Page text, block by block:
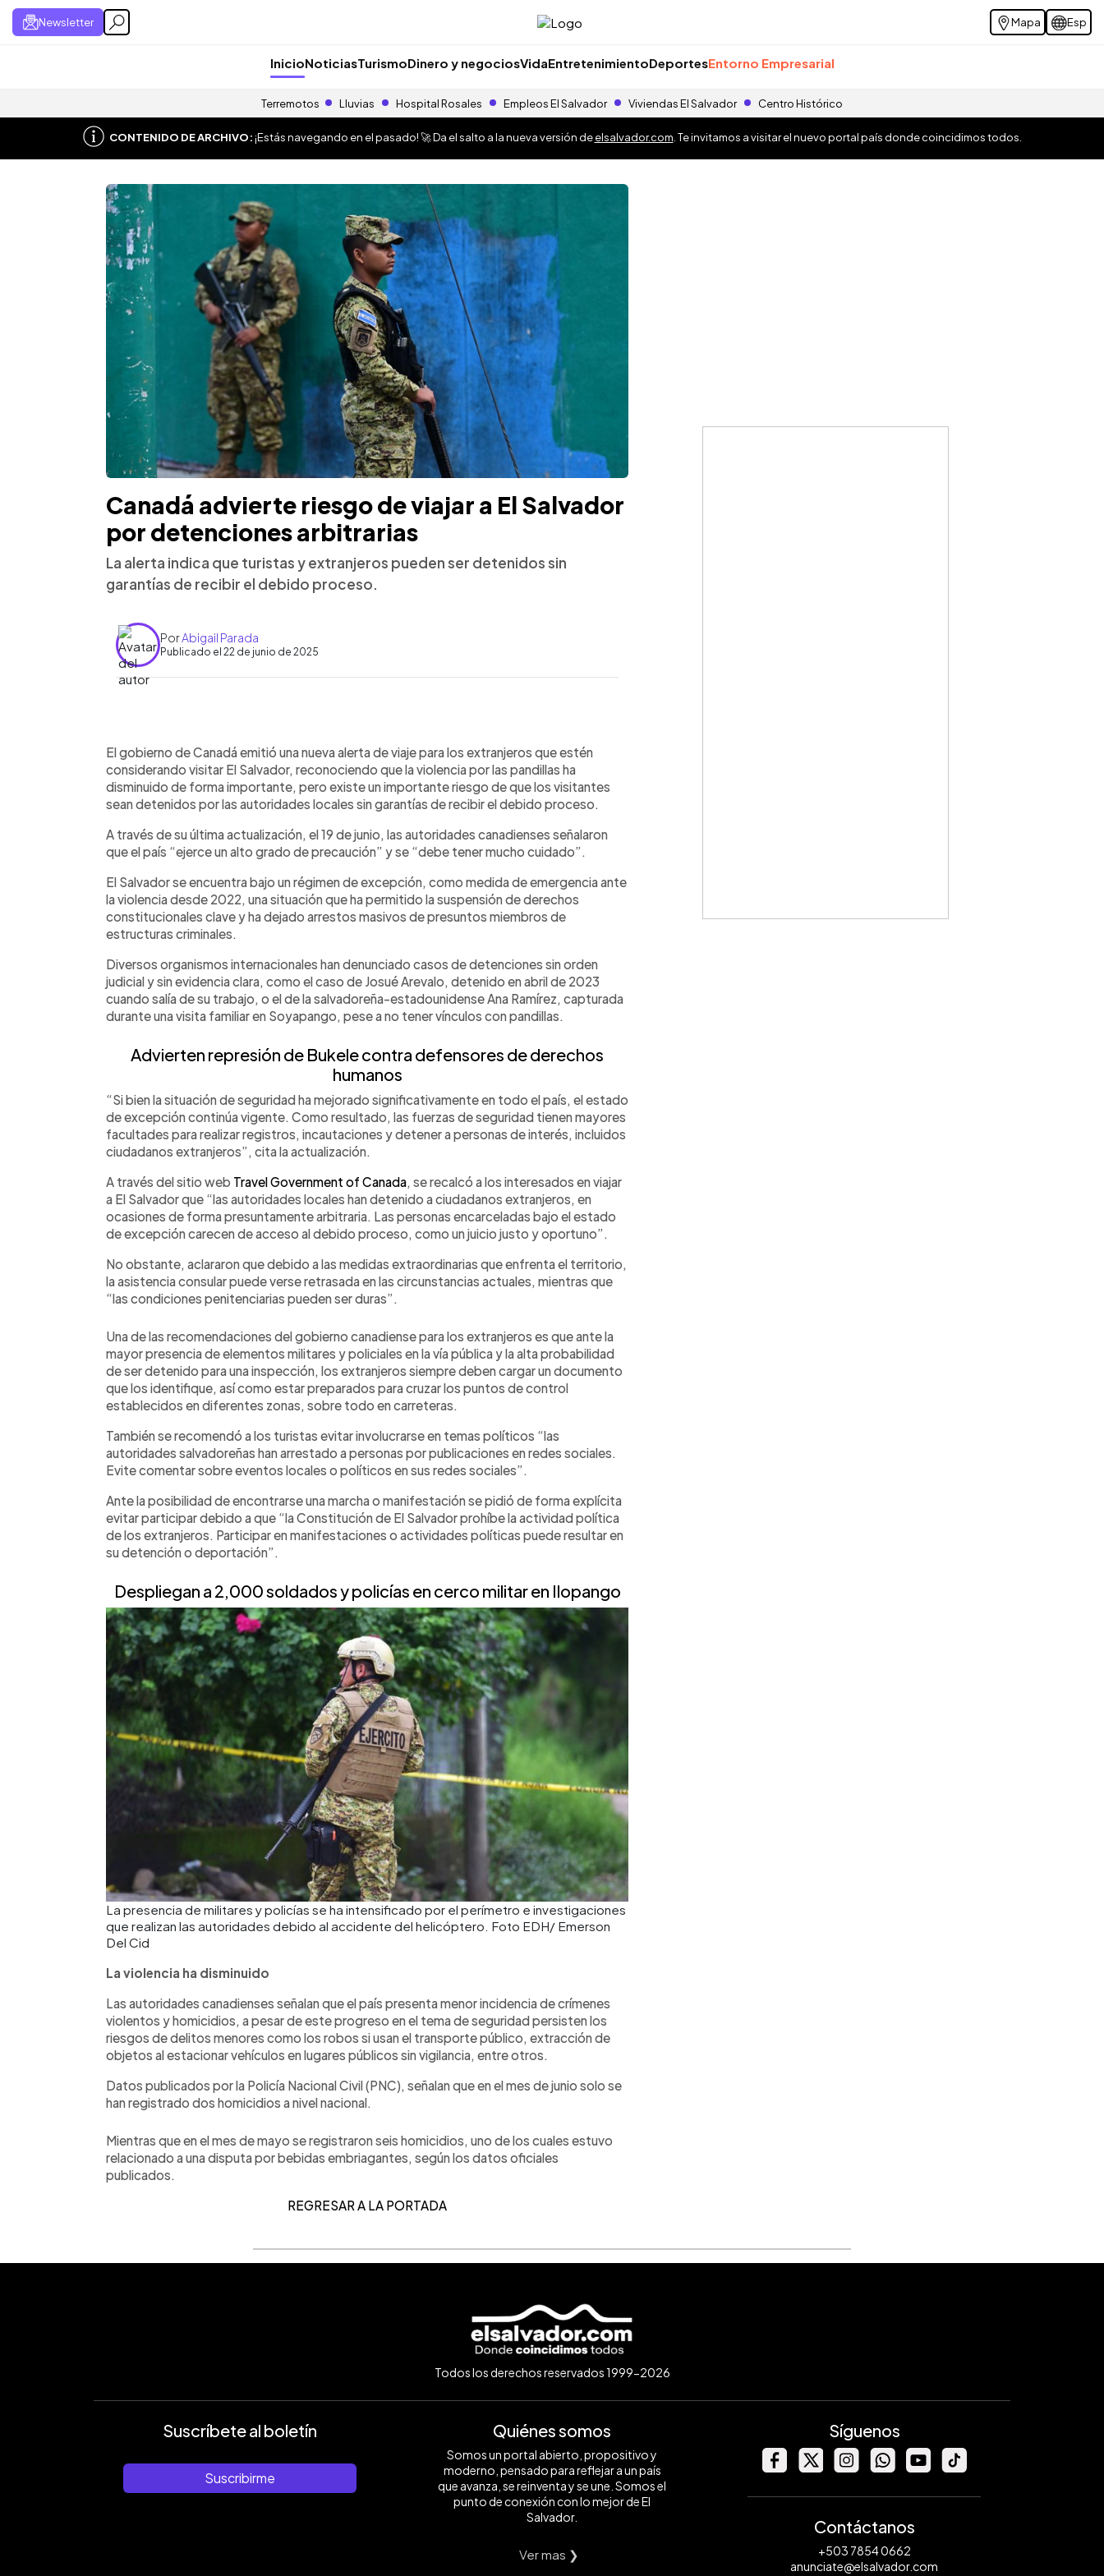
Newsletter Mapa Esp
InicioNoticiasTurismoDinero y negociosVidaEntretenimientoDeportesEntorno Empresarial
Terremotos Lluvias Hospital Rosales Empleos El Salvador Viviendas El Salvador Centro Histórico
CONTENIDO DE ARCHIVO:¡Estás navegando en el pasado! 🚀 Da el salto a la nueva versión deelsalvador.com . Te invitamos a visitar el nuevo portal país donde coincidimos todos.
Canadá advierte riesgo de viajar a El Salvador
por detenciones arbitrarias
La alerta indica que turistas y extranjeros pueden ser detenidos sin
garantías de recibir el debido proceso.
PorAbigail Parada
Publicado el 22 de junio de 2025
Escuchar artículo
El gobierno de Canadá emitió una nueva alerta de viaje para los extranjeros que estén
considerando visitar El Salvador, reconociendo que la violencia por las pandillas ha
disminuido de forma importante, pero existe un importante riesgo de que los visitantes
sean detenidos por las autoridades locales sin garantías de recibir el debido proceso.
A través de su última actualización, el 19 de junio, las autoridades canadienses señalaron
que el país “ejerce un alto grado de precaución” y se “debe tener mucho cuidado”.
El Salvador se encuentra bajo un régimen de excepción, como medida de emergencia ante
la violencia desde 2022, una situación que ha permitido la suspensión de derechos
constitucionales clave y ha dejado arrestos masivos de presuntos miembros de
estructuras criminales.
Diversos organismos internacionales han denunciado casos de detenciones sin orden
judicial y sin evidencia clara, como el caso de Josué Arevalo, detenido en abril de 2023
cuando salía de su trabajo, o el de la salvadoreña-estadounidense Ana Ramírez, capturada
durante una visita familiar en Soyapango, pese a no tener vínculos con pandillas.
Advierten represión de Bukele contra defensores de derechos
humanos
“Si bien la situación de seguridad ha mejorado significativamente en todo el país, el estado
de excepción continúa vigente. Como resultado, las fuerzas de seguridad tienen mayores
facultades para realizar registros, incautaciones y detener a personas de interés, incluidos
ciudadanos extranjeros”, cita la actualización.
A través del sitio web Travel Government of Canada , se recalcó a los interesados en viajar
a El Salvador que “las autoridades locales han detenido a ciudadanos extranjeros, en
ocasiones de forma presuntamente arbitraria. Las personas encarceladas bajo el estado
de excepción carecen de acceso al debido proceso, como un juicio justo y oportuno”.
No obstante, aclararon que debido a las medidas extraordinarias que enfrenta el territorio,
la asistencia consular puede verse retrasada en las circunstancias actuales, mientras que
“las condiciones penitenciarias pueden ser duras”.
Una de las recomendaciones del gobierno canadiense para los extranjeros es que ante la
mayor presencia de elementos militares y policiales en la vía pública y la alta probabilidad
de ser detenido para una inspección, los extranjeros siempre deben cargar un documento
que los identifique, así como estar preparados para cruzar los puntos de control
establecidos en diferentes zonas, sobre todo en carreteras.
También se recomendó a los turistas evitar involucrarse en temas políticos “las
autoridades salvadoreñas han arrestado a personas por publicaciones en redes sociales.
Evite comentar sobre eventos locales o políticos en sus redes sociales”.
Ante la posibilidad de encontrarse una marcha o manifestación se pidió de forma explícita
evitar participar debido a que “la Constitución de El Salvador prohíbe la actividad política
de los extranjeros. Participar en manifestaciones o actividades políticas puede resultar en
su detención o deportación”.
Despliegan a 2,000 soldados y policías en cerco militar en Ilopango
La presencia de militares y policías se ha intensificado por el perímetro e investigaciones
que realizan las autoridades debido al accidente del helicóptero. Foto EDH/ Emerson
Del Cid
La violencia ha disminuido
Las autoridades canadienses señalan que el país presenta menor incidencia de crímenes
violentos y homicidios, a pesar de este progreso en el tema de seguridad persisten los
riesgos de delitos menores como los robos si usan el transporte público, extracción de
objetos al estacionar vehículos en lugares públicos sin vigilancia, entre otros.
Datos publicados por la Policía Nacional Civil (PNC), señalan que en el mes de junio solo se
han registrado dos homicidios a nivel nacional.
Mientras que en el mes de mayo se registraron seis homicidios, uno de los cuales estuvo
relacionado a una disputa por bebidas embriagantes, según los datos oficiales
publicados.
REGRESAR A LA PORTADA
Todos los derechos reservados 1999-2026
Suscríbete al boletín
Suscribirme
Quiénes somos
Somos un portal abierto, propositivo y
moderno, pensado para reflejar a un país
que avanza, se reinventa y se une. Somos el
punto de conexión con lo mejor de El
Salvador.
Ver mas ❯
Síguenos
Contáctanos
+503 7854 0662
anunciate@elsalvador.com